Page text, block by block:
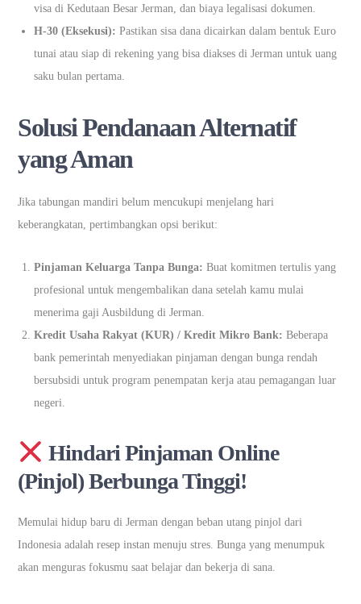
visa di Kedutaan Besar Jerman, dan biaya legalisasi dokumen.
H-30 (Eksekusi): Pastikan sisa dana dicairkan dalam bentuk Euro
tunai atau siap di rekening yang bisa diakses di Jerman untuk uang
saku bulan pertama.
Solusi Pendanaan Alternatif
yang Aman
Jika tabungan mandiri belum mencukupi menjelang hari
keberangkatan, pertimbangkan opsi berikut:
Pinjaman Keluarga Tanpa Bunga: Buat komitmen tertulis yang
profesional untuk mengembalikan dana setelah kamu mulai
menerima gaji Ausbildung di Jerman.
Kredit Usaha Rakyat (KUR) / Kredit Mikro Bank: Beberapa
bank pemerintah menyediakan pinjaman dengan bunga rendah
bersubsidi untuk program penempatan kerja atau pemagangan luar
negeri.
Hindari Pinjaman Online
(Pinjol) Berbunga Tinggi!
Memulai hidup baru di Jerman dengan beban utang pinjol dari
Indonesia adalah resep instan menuju stres. Bunga yang menumpuk
akan menguras fokusmu saat belajar dan bekerja di sana.